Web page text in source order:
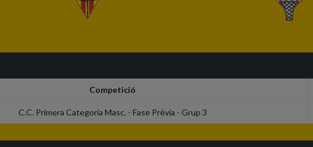
Competició
C.C. Primera Categoria Masc. - Fase Prèvia - Grup 3